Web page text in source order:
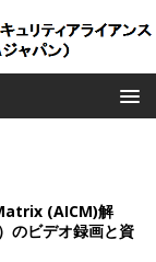
(AICM)解
のビデオ録画と資